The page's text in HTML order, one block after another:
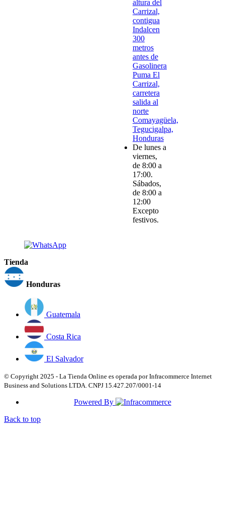
altura del
Carrizal,
contigua
Indalcen
300
metros
antes de
Gasolinera
Puma El
Carrizal,
carretera
salida al
norte
Comayagüela,
Tegucigalpa,
Honduras
De lunes a
viernes,
de 8:00 a
17:00.
Sábados,
de 8:00 a
12:00
Excepto
festivos.
Tienda
Honduras
Guatemala
Costa Rica
El Salvador
© Copyright 2025 - La Tienda Online es operada por Infracommerce Internet
Business and Solutions LTDA. CNPJ 15.427.207/0001-14
Powered By
Back to top